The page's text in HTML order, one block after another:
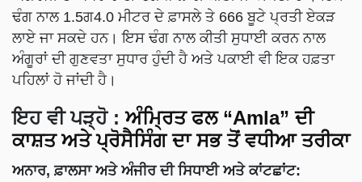
ਢੰਗ ਨਾਲ 1.5ਗ4.0 ਮੀਟਰ ਦੇ ਫ਼ਾਸਲੇ ਤੇ 666 ਬੂਟੇ ਪ੍ਰਤੀ ਏਕੜ
ਲਾਏ ਜਾ ਸਕਦੇ ਹਨ। ਇਸ ਢੰਗ ਨਾਲ ਕੀਤੀ ਸੁਧਾਈ ਕਰਨ ਨਾਲ
ਅੰਗੂਰਾਂ ਦੀ ਗੁਣਵਤਾ ਸੁਧਾਰ ਹੁੰਦੀ ਹੈ ਅਤੇ ਪਕਾਈ ਵੀ ਇਕ ਹਫ਼ਤਾ
ਪਹਿਲਾਂ ਹੋ ਜਾਂਦੀ ਹੈ।
ਇਹ ਵੀ ਪੜ੍ਹੋ : ਅੰਮ੍ਰਿਤ ਫਲ “Amla” ਦੀ
ਕਾਸ਼ਤ ਅਤੇ ਪ੍ਰੋਸੈਸਿੰਗ ਦਾ ਸਭ ਤੋਂ ਵਧੀਆ ਤਰੀਕਾ
ਅਨਾਰ, ਫ਼ਾਲਸਾ ਅਤੇ ਅੰਜੀਰ ਦੀ ਸਿਧਾਈ ਅਤੇ ਕਾਂਟਛਾਂਟ: